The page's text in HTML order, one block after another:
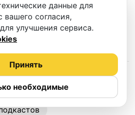
студии
в Астрахани
данные для
вашего согласия,
улучшения сервиса.
необходимые
Принять